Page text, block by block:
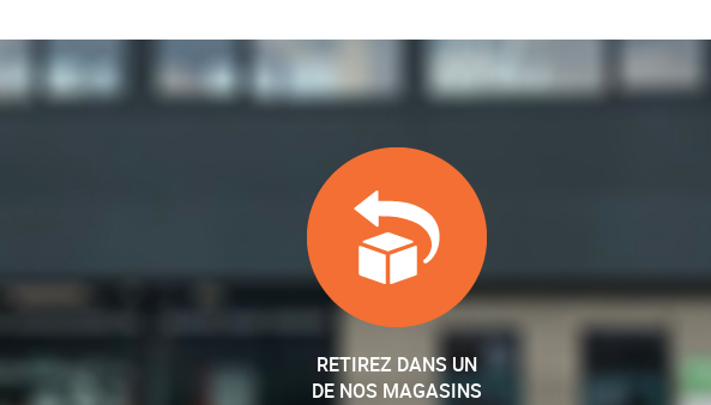
RETIREZ DANS UN
DE NOS MAGASINS